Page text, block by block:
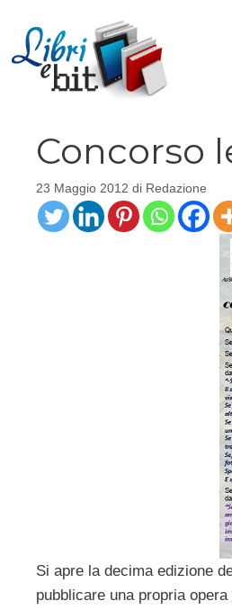
contenuto
Concorso
23 Maggio 2012 di Redazione
Si apre la decima edizione
pubblicare una propria